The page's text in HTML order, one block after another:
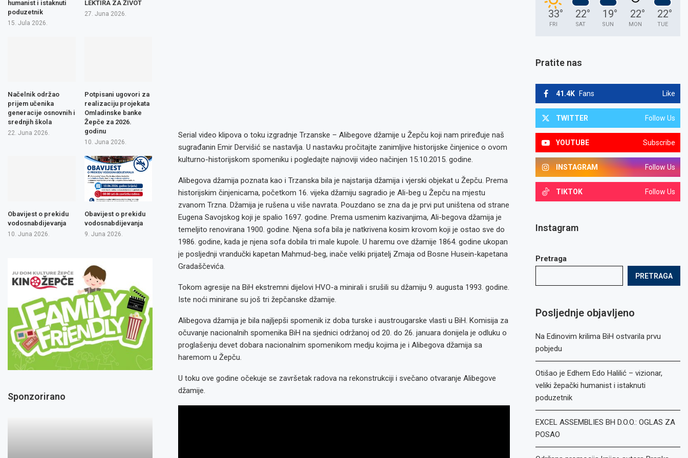
Serial video klipova o toku izgradnje Trzanske – Alibegove džamije u Žepču koji nam priređuje naš
sugrađanin Emir Dervišić se nastavlja. U nastavku pročitajte zanimljive historijske činjenice o ovom
kulturno-historijskom spomeniku i pogledajte najnoviji video načinjen 15.10.2015. godine.
Alibegova džamija poznata kao i Trzanska bila je najstarija džamija i vjerski objekat u Žepču. Prema
historijskim činjenicama, početkom 16. vijeka džamiju sagradio je Ali-beg u Žepču na mjestu
zvanom Trzna. Džamija je rušena u više navrata. Pouzdano se zna da je prvi put uništena od strane
Eugena Savojskog koji je spalio 1697. godine. Prema usmenim kazivanjima, Ali-begova džamija je
temeljito renovirana 1900. godine. Njena sofa bila je natkrivena kosim krovom koji je ostao sve do
1986. godine, kada je njena sofa dobila tri male kupole. U haremu ove džamije 1864. godine ukopan
je posljednji vrandučki kapetan Mahmud-beg, inače veliki prijatelj Zmaja od Bosne Husein-kapetana
Gradaščevića.
Tokom agresije na BiH ekstremni dijelovi HVO-a minirali i srušili su džamiju 9. augusta 1993. godine.
Iste noći minirane su još tri žepčanske džamije.
Alibegova džamija je bila najljepši spomenik iz doba turske i austrougarske vlasti u BiH. Komisija za
očuvanje nacionalnih spomenika BiH na sjednici održanoj od 20. do 26. januara donijela je odluku o
proglašenju devet dobara nacionalnim spomenikom medju kojima je i Alibegova džamija sa
haremom u Žepču.
U toku ove godine očekuje se završetak radova na rekonstrukciji i svečano otvaranje Alibegove
džamije.
33°
FRI
22°
SAT
19°
SUN
22°
MON
22°
TUE
Pratite nas
41.4K Fans Like
TWITTER Follow Us
YOUTUBE Subscribe
INSTAGRAM Follow Us
TIKTOK Follow Us
Instagram
Pretraga
PRETRAGA
Posljednje objavljeno
Na Edinovim krilima BiH ostvarila prvu
pobjedu
Otišao je Edhem Edo Halilić – vizionar,
veliki žepački humanist i istaknuti
poduzetnik
EXCEL ASSEMBLIES BH D.O.O.: OGLAS ZA
POSAO
humanist i istaknuti
poduzetnik
15. Jula 2026.
LEKTIRA ZA ŽIVOT
27. Juna 2026.
Načelnik održao
prijem učenika
generacije osnovnih i
srednjih škola
22. Juna 2026.
Potpisani ugovori za
realizaciju projekata
Omladinske banke
Žepče za 2026.
godinu
10. Juna 2026.
Obavijest o prekidu
vodosnabdijevanja
10. Juna 2026.
Obavijest o prekidu
vodosnabdijevanja
9. Juna 2026.
Sponzorirano